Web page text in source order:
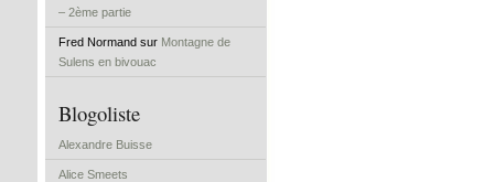
– 2ème partie
Fred Normand sur Montagne de
Sulens en bivouac
Blogoliste
Alexandre Buisse
Alice Smeets